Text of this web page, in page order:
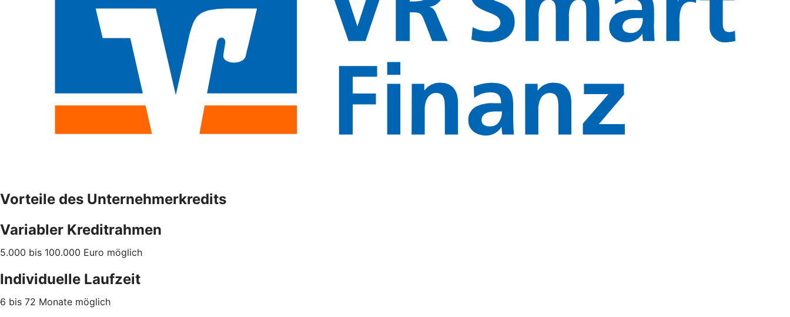
Vorteile des Unternehmerkredits
Variabler Kreditrahmen
5.000 bis 100.000 Euro möglich
Individuelle Laufzeit
6 bis 72 Monate möglich